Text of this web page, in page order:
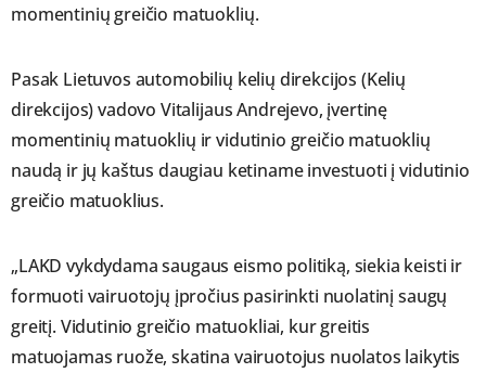
momentinių greičio matuoklių.
Pasak Lietuvos automobilių kelių direkcijos (Kelių
direkcijos) vadovo Vitalijaus Andrejevo, įvertinę
momentinių matuoklių ir vidutinio greičio matuoklių
naudą ir jų kaštus daugiau ketiname investuoti į vidutinio
greičio matuoklius.
„LAKD vykdydama saugaus eismo politiką, siekia keisti ir
formuoti vairuotojų įpročius pasirinkti nuolatinį saugų
greitį. Vidutinio greičio matuokliai, kur greitis
matuojamas ruože, skatina vairuotojus nuolatos laikytis